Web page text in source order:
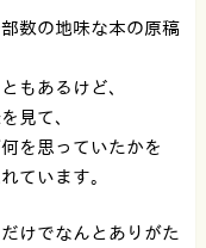
数の地味な本の原稿
もあるけど、
見て、
を思っていたかを
ています。
けでなんとありがた